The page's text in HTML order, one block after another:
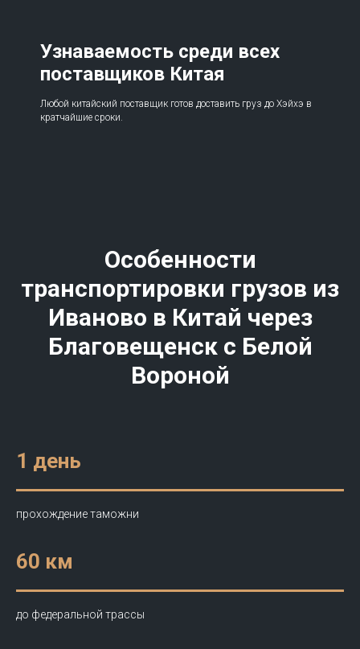
Узнаваемость среди всех
поставщиков Китая
Любой китайский поставщик готов доставить груз до Хэйхэ в
кратчайшие сроки.
Особенности
транспортировки грузов из
Иваново в Китай через
Благовещенск с Белой
Вороной
1 день
прохождение таможни
60 км
до федеральной трассы